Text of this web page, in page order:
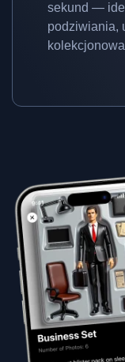
sekund —
podziwiania,